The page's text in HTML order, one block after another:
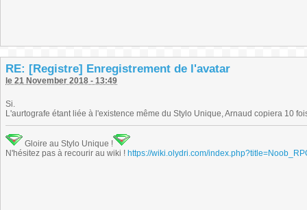
RE: [Registre] Enregistrement de l'avatar
le 21 November 2018 - 13:49
Si.
L'aurtografe étant liée à l'existence même du Stylo Unique, Arnaud copiera 10
Gloire au Stylo Unique !
N'hésitez pas à recourir au wiki ! https://wiki.olydri.com/